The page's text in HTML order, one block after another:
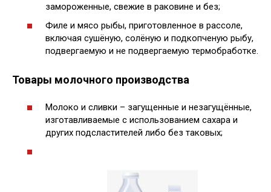
замороженные, свежие в раковине и без;
Филе и мясо рыбы, приготовленное в рассоле,
включая сушёную, солёную и подкопченую рыбу,
подвергаемую и не подвергаемую термобработке.
Товары молочного производства
Молоко и сливки – загущенные и незагущённые,
изготавливаемые с использованием сахара и
других подсластителей либо без таковых;